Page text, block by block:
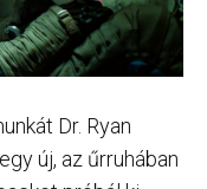
Dr. Ryan
új, az űrruhában